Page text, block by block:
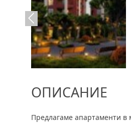
ОПИСАНИЕ
Предлагаме апартаменти